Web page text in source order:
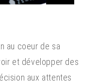
au coeur de sa
et développer des
aux attentes